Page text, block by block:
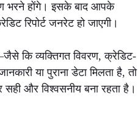
भरने होंगे। इसके बाद आपके
रिपोर्ट जनरेट हो जाएगी।
कि व्यक्तिगत विवरण, क्रेडिट-
या पुराना डेटा मिलता है, तो
और विश्वसनीय बना रहता है।